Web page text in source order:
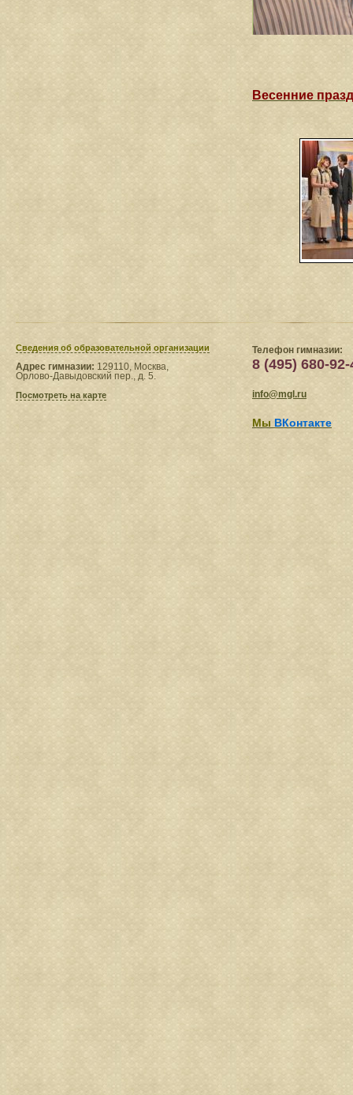
Весенние
Сведения​ об образовательной организации
Адрес гимназии: 129110, Москва,
Орлово-Давыдовский пер., д. 5.
Посмотреть на карте
Телефон гимназии:
8 (495) 680-92-
info@mgl.ru
Мы ВКонтакте